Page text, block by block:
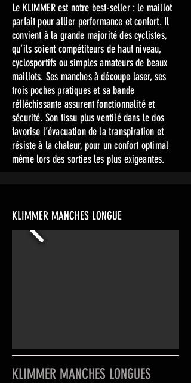
Le KLIMMER est notre best-seller : le maillot
parfait pour allier performance et confort. Il
convient à la grande majorité des cyclistes,
qu’ils soient compétiteurs de haut niveau,
cyclosportifs ou simples amateurs de beaux
maillots. Ses manches à découpe laser, ses
trois poches pratiques et sa bande
réfléchissante assurent fonctionnalité et
sécurité. Son tissu plus ventilé dans le dos
favorise l’évacuation de la transpiration et
résiste à la chaleur, pour un confort optimal
même lors des sorties les plus exigeantes.
KLIMMER MANCHES LONGUE
KLIMMER MANCHES LONGUES